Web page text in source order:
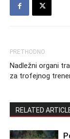
PRETHODNO
Nadležni organi
za trofejnog
RELATED